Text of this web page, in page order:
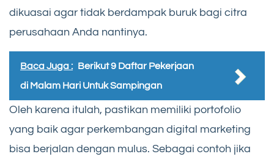
dikuasai agar tidak berdampak buruk bagi citra
perusahaan Anda nantinya.
Baca Juga : Berikut 9 Daftar Pekerjaan
di Malam Hari Untuk Sampingan
Oleh karena itulah, pastikan memiliki portofolio
yang baik agar perkembangan digital marketing
bisa berjalan dengan mulus. Sebagai contoh jika